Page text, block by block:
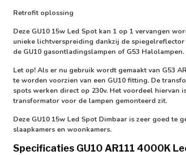
Retrofit oplossing
Deze GU10 15w Led Spot kan 1 op 1 vervangen
unieke lichtverspreiding dankzij de
de GU10 gasontladingslampen of G53 Halolampen.
Let op! Als er nu gebruik wordt gemaakt van G53
te worden voorzien van een GU10 fitting. De
spots werken direct op 230v. Het voordeel hiervan
transformator voor de lampen gemonteerd zit.
Deze GU10 15w Led Spot Dimbaar is zeer goed
slaapkamers en woonkamers.
Specificaties GU10 AR111 4000K